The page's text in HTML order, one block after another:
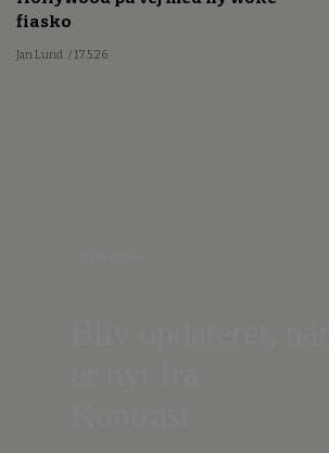
fiasko
Jan Lund / 17.5.26